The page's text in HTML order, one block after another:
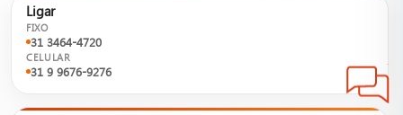
Ligar
FIXO
31 3464-4720
CELULAR
31 9 9676-9276